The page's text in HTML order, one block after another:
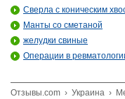
Сверла с коническим
Манты со сметаной
желудки свиные
Операции в
Отзывы.com › Украина ›